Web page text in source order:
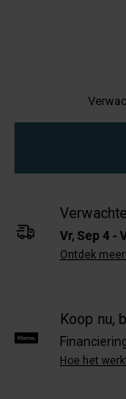
Vr, Sep 4 -
Ontdek
Koop nu,
Hoe het